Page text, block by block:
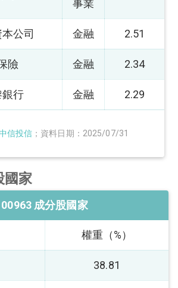
信投信 ；資料日期：2025/07/31
事業
公司 金融 2.51
險 金融 2.34
行 金融 2.29
國家
00963 成分股國家
權重（%）
38.81